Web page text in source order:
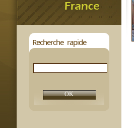
Recherche rapide